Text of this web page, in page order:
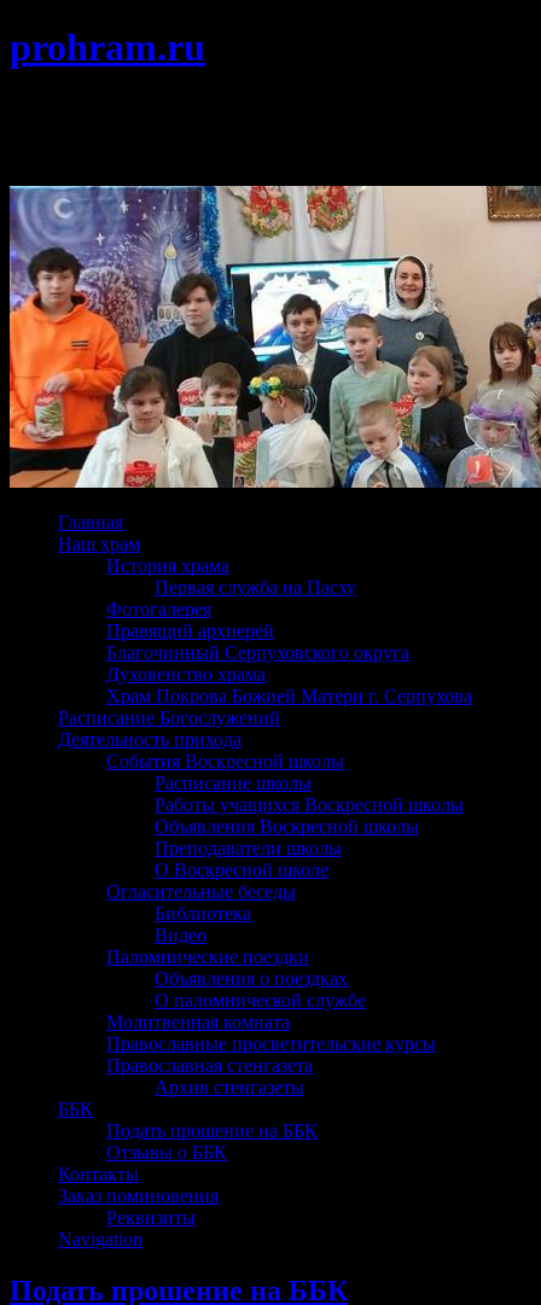
prohram.ru
Главная
Наш храм
История храма
Первая служба на Пасху
Фотогалерея
Правящий архиерей
Благочинный Серпуховского округа
Духовенство храма
Храм Покрова Божией Матери г. Серпухова
Расписание Богослужений
Деятельность прихода
События Воскресной школы
Расписание школы
Работы учащихся Воскресной школы
Объявления Воскресной школы
Преподаватели школы
О Воскресной школе
Огласительные беседы
Библиотека
Видео
Паломнические поездки
Объявления о поездках
О паломнической службе
Молитвенная комната
Православные просветительские курсы
Православная стенгазета
Архив стенгазеты
ББК
Подать прошение на ББК
Отзывы о ББК
Контакты
Заказ поминовения
Реквизиты
Navigation
Подать прошение на ББК